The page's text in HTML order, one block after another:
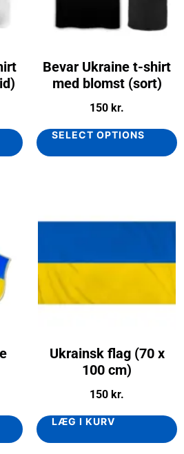
Bevar Ukraine t-shirt
med blomst (sort)
150 kr.
SELECT OPTIONS
Ukrainsk flag (70 x
100 cm)
150 kr.
LÆG I KURV